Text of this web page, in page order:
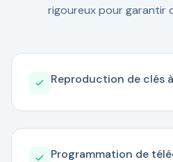
rigoureux pour garantir
Reproduction de clés
Programmation de